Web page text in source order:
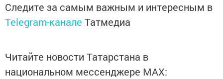
Следите за самым важным и интересным в
Telegram-канале Татмедиа
Читайте новости Татарстана в
национальном мессенджере MАХ: